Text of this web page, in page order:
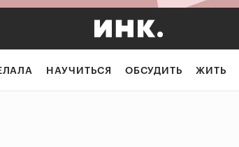
НАУЧИТЬСЯ ОБСУДИТЬ ЖИТЬ